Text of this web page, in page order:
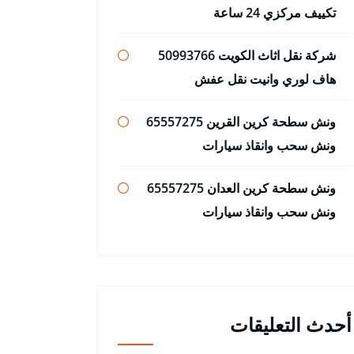
تكييف مركزي 24 ساعة
شركة نقل اثاث الكويت 50993766
هاف لوري وانيت نقل عفش
ونش سطحة كرين القرين 65557275
ونش سحب وانقاذ سيارات
ونش سطحة كرين العدان 65557275
ونش سحب وانقاذ سيارات
أحدث التعليقات